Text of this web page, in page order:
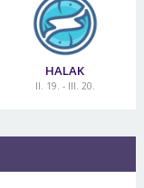
HALAK
II. 19. - III. 20.